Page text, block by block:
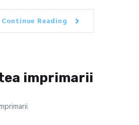
Continue Reading
imprimarii